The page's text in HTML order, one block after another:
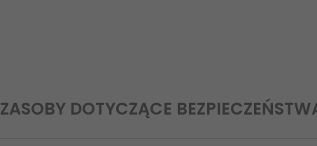
ZASOBY DOTYCZĄCE